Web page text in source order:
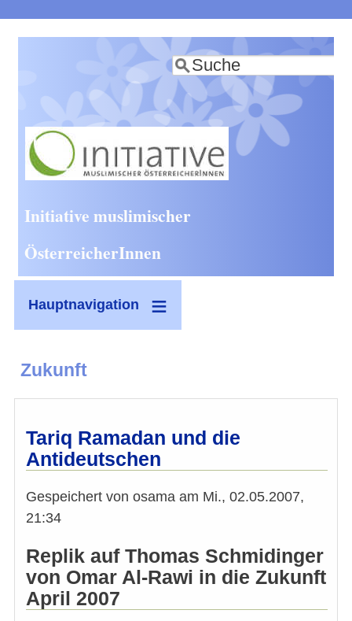
zum
Inhalt
Suche
Initiative muslimischer
ÖsterreicherInnen
Hauptnavigation
Zukunft
Tariq Ramadan und die
Antideutschen
Gespeichert von osama am Mi., 02.05.2007,
21:34
Replik auf Thomas Schmidinger
von Omar Al-Rawi in die Zukunft
April 2007